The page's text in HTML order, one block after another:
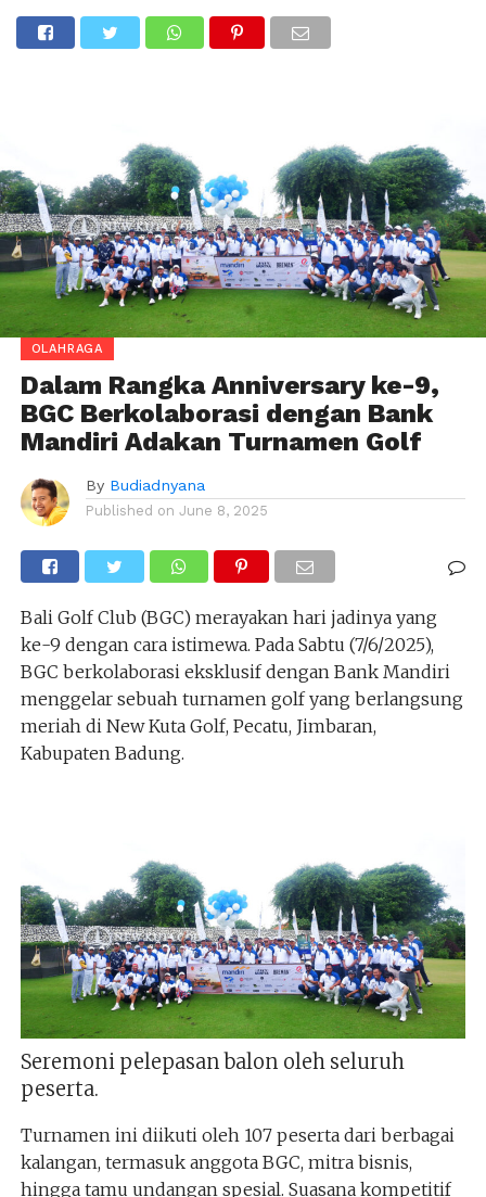
OLAHRAGA
Dalam Rangka Anniversary ke-9,
BGC Berkolaborasi dengan Bank
Mandiri Adakan Turnamen Golf
By Budiadnyana
Published on June 8, 2025
Bali Golf Club (BGC) merayakan hari jadinya yang
ke-9 dengan cara istimewa. Pada Sabtu (7/6/2025),
BGC berkolaborasi eksklusif dengan Bank Mandiri
menggelar sebuah turnamen golf yang berlangsung
meriah di New Kuta Golf, Pecatu, Jimbaran,
Kabupaten Badung.
Seremoni pelepasan balon oleh seluruh
peserta.
Turnamen ini diikuti oleh 107 peserta dari berbagai
kalangan, termasuk anggota BGC, mitra bisnis,
hingga tamu undangan spesial. Suasana kompetitif